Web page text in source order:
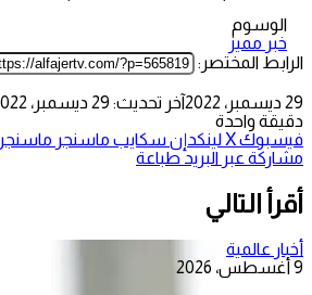
الوسوم
خبر مميز
الرابط المختصر:
29 ديسمبر، 2022
آخر تحديث: 29 ديسمبر، 2022
دقيقة واحدة
فيسبوك‫Xلينكدإن سكايب ماسنجر ماسنجر
مشاركة عبر البريد طباعة
أقرأ التالي
أخبار عالمية
9 أغسطس، 2026